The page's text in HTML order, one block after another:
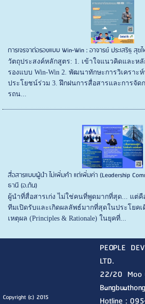
การเจรจาต่อรองแบบ Win-Win : อาจารย์ ประเสริฐ สุ
วัตถุประสงค์หลักสูตร: 1. เข้าใจแนวคิดและหลั
รองแบบ Win-Win 2. พัฒนาทักษะการวิเครา
ประโยชน์ร่วม 3. ฝึกฝนการสื่อสารและการจัด
รถน...
สื่อสารแบบผู้นำ ไม่เพิ่มคำ แต่เพิ่มค่า (Leadership
ธานี (อ.ต้น)
ผู้นำที่สื่อสารเก่ง ไม่ใช่คนที่พูดมากที่สุด... แต่
ทีมเปิดรับและเกิดผลลัพธ์มากที่สุดในประโยคเ
เหตุผล (Principles & Rationale) ในยุคที่...
Copyright (c) 2015
PEOPLE
LTD.
22/20 Moo
Hotline :